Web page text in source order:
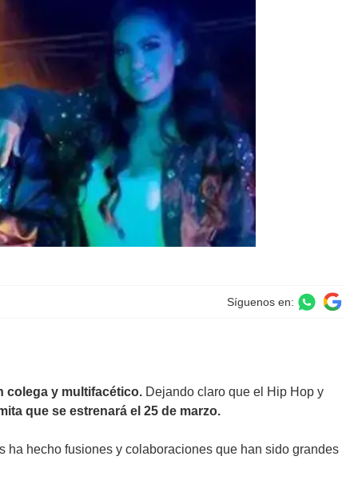
Síguenos en:
colega y multifacético. Dejando claro que el Hip Hop y
que se estrenará el 25 de marzo.
hecho fusiones y colaboraciones que han sido grandes